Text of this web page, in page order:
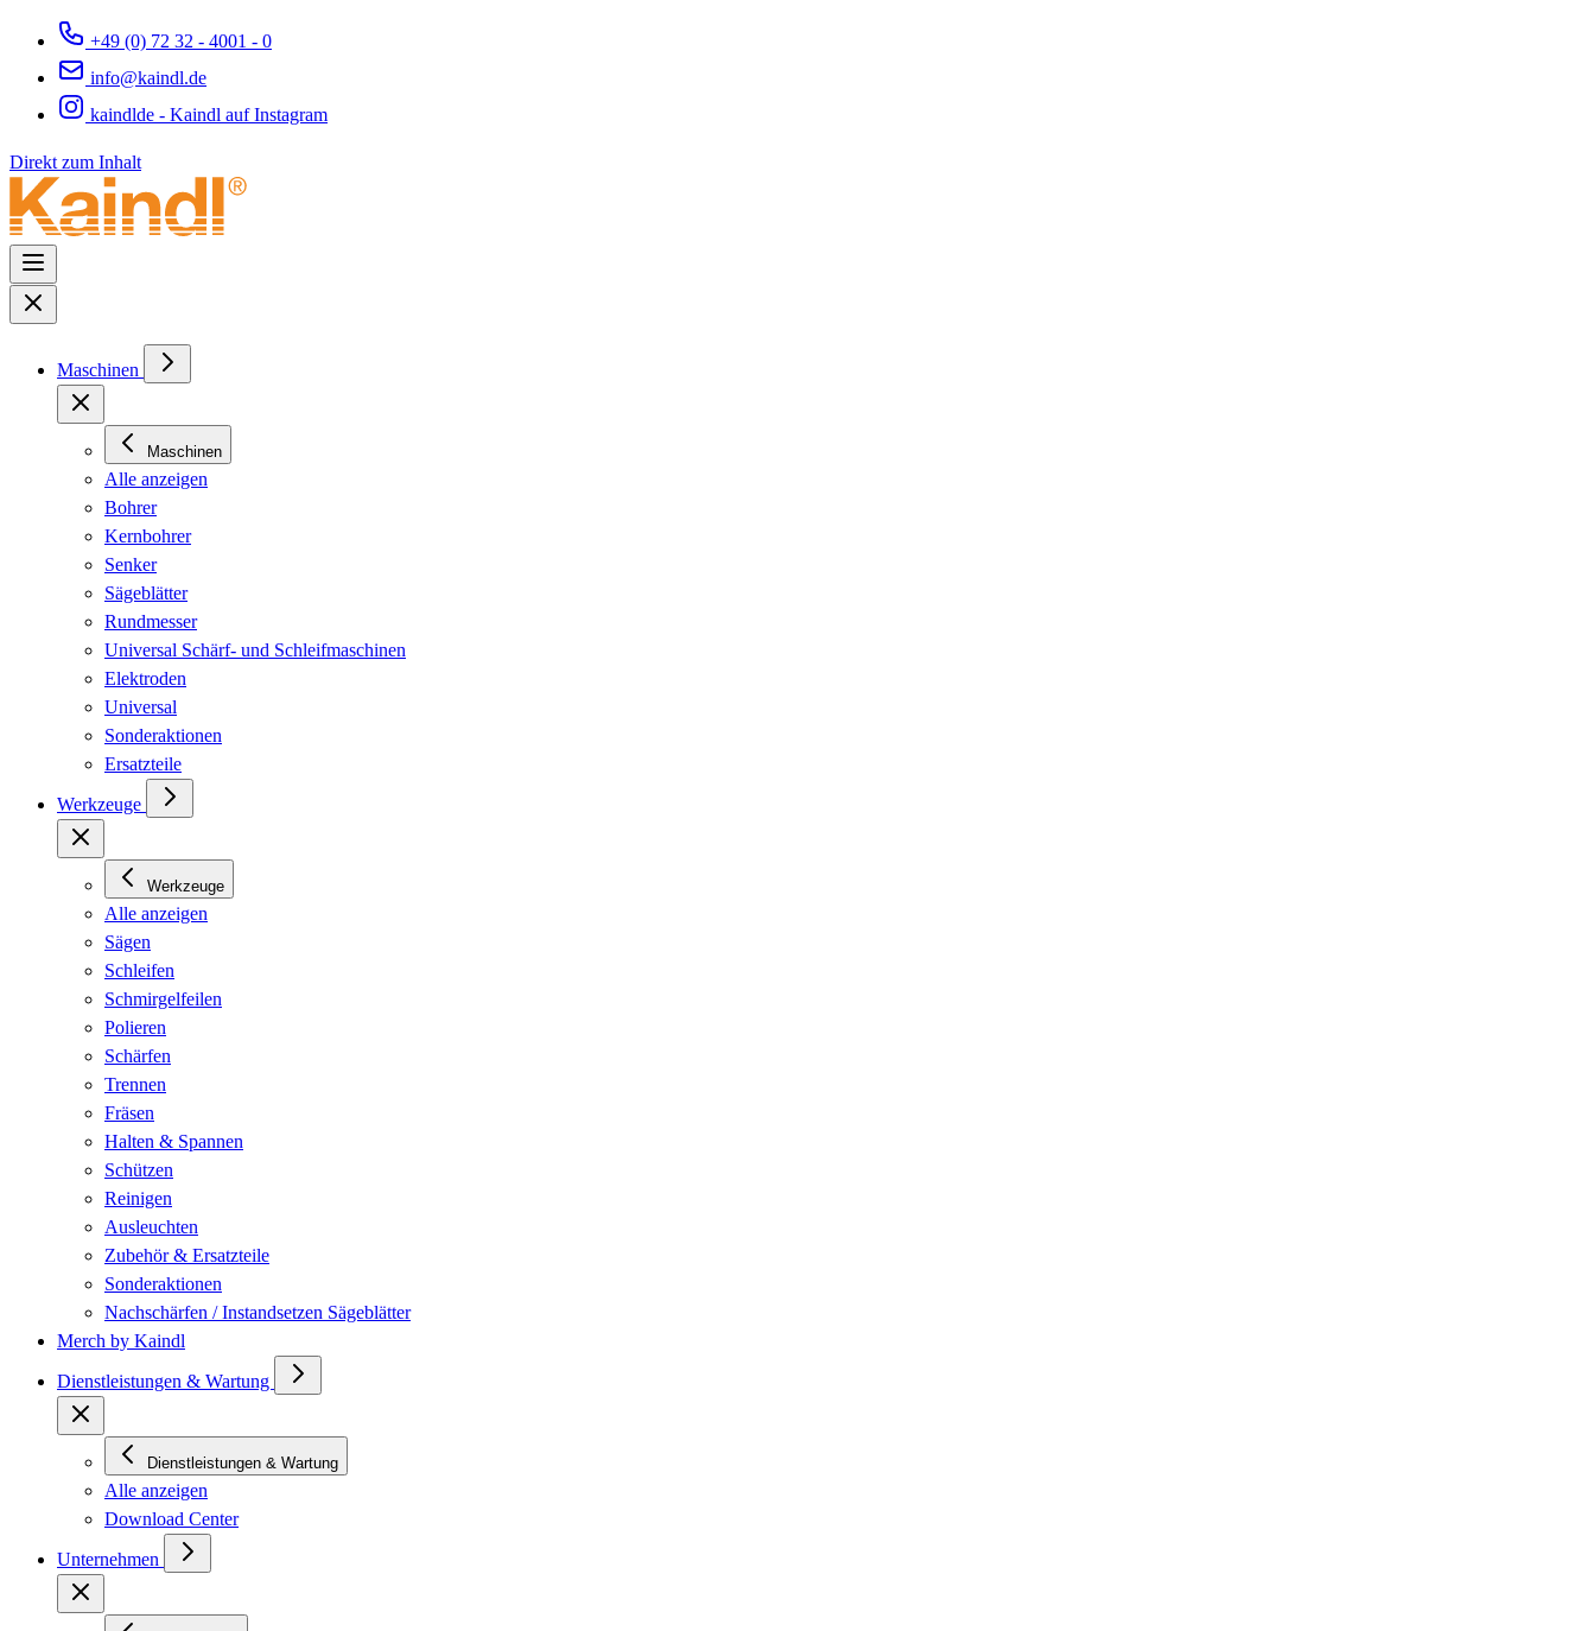
+49 (0) 72 32 - 4001 - 0
info@kaindl.de
kaindlde - Kaindl auf Instagram
Direkt zum Inhalt
Maschinen
Maschinen
Alle anzeigen
Bohrer
Kernbohrer
Senker
Sägeblätter
Rundmesser
Universal Schärf- und Schleifmaschinen
Elektroden
Universal
Sonderaktionen
Ersatzteile
Werkzeuge
Werkzeuge
Alle anzeigen
Sägen
Schleifen
Schmirgelfeilen
Polieren
Schärfen
Trennen
Fräsen
Halten & Spannen
Schützen
Reinigen
Ausleuchten
Zubehör & Ersatzteile
Sonderaktionen
Nachschärfen / Instandsetzen Sägeblätter
Merch by Kaindl
Dienstleistungen & Wartung
Dienstleistungen & Wartung
Alle anzeigen
Download Center
Unternehmen